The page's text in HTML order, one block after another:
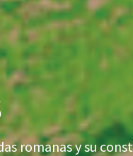
romanas y su